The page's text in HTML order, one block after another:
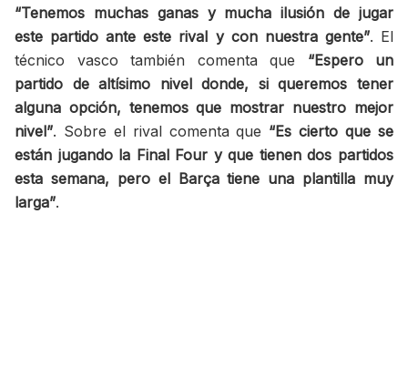
“Tenemos muchas ganas y mucha ilusión de jugar
este partido ante este rival y con nuestra gente”. El
técnico vasco también comenta que “Espero un
partido de altísimo nivel donde, si queremos tener
alguna opción, tenemos que mostrar nuestro mejor
nivel”. Sobre el rival comenta que “Es cierto que se
están jugando la Final Four y que tienen dos partidos
esta semana, pero el Barça tiene una plantilla muy
larga”.